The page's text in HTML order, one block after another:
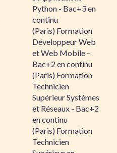
Python - Bac+3 en
continu
(Paris) Formation
Développeur Web
et Web Mobile –
Bac+2 en continu
(Paris) Formation
Technicien
Supérieur Systèmes
et Réseaux - Bac+2
en continu
(Paris) Formation
Technicien